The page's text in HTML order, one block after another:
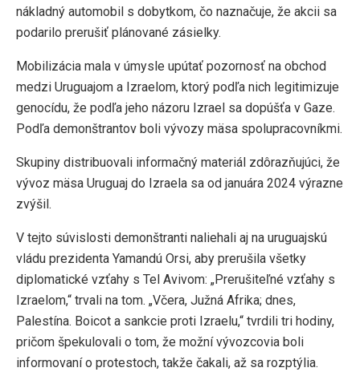
nákladný automobil s dobytkom, čo naznačuje, že akcii sa
podarilo prerušiť plánované zásielky.
Mobilizácia mala v úmysle upútať pozornosť na obchod
medzi Uruguajom a Izraelom, ktorý podľa nich legitimizuje
genocídu, že podľa jeho názoru Izrael sa dopúšťa v Gaze.
Podľa demonštrantov boli vývozy mäsa spolupracovníkmi.
Skupiny distribuovali informačný materiál zdôrazňujúci, že
vývoz mäsa Uruguaj do Izraela sa od januára 2024 výrazne
zvýšil.
V tejto súvislosti demonštranti naliehali aj na uruguajskú
vládu prezidenta Yamandú Orsi, aby prerušila všetky
diplomatické vzťahy s Tel Avivom: „Prerušiteľné vzťahy s
Izraelom,“ trvali na tom. „Včera, Južná Afrika; dnes,
Palestína. Boicot a sankcie proti Izraelu,“ tvrdili tri hodiny,
pričom špekulovali o tom, že možní vývozcovia boli
informovaní o protestoch, takže čakali, až sa rozptýlia.